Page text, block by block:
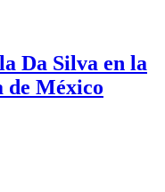
Da Silva en la
de México